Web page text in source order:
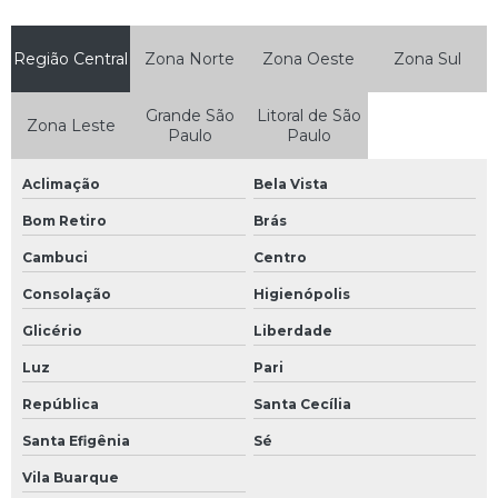
Manutenção de medidores magnéticos
Remoção de medidores de vazão
Verificação de sistemas de combate a incêndio
Empresas de calibração de instrumentos de medição sp
Serviço de calibração rbc
Validação de sistemas de combate a incêndio
Calibração de medidores
Calibração de vazão RBC
Calibração e aferição de equipamentos de medição química
Calibração e aferição de instrumentos de medição
Empresa que faz calibração
Região Central Zona Norte Zona Oeste Zona Sul
Zona Leste
Grande São
Paulo
Litoral de São
Paulo
Aclimação Bela Vista
Bom Retiro Brás
Cambuci Centro
Consolação Higienópolis
Glicério Liberdade
Luz Pari
República Santa Cecília
Santa Efigênia Sé
Vila Buarque